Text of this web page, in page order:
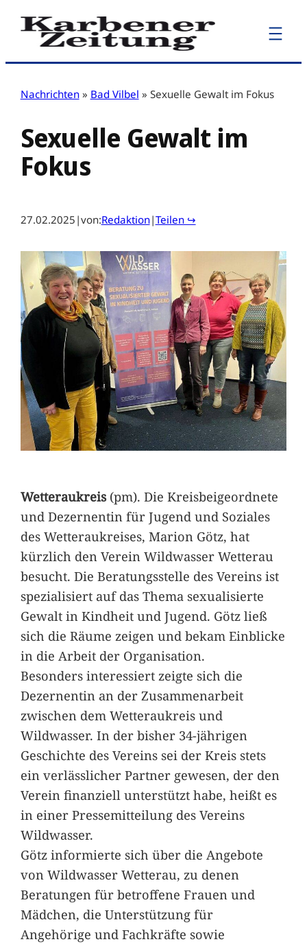
Zum
Inhalt
Nachrichten » Bad Vilbel » Sexuelle Gewalt im Fokus
Sexuelle Gewalt im
Fokus
27.02.2025 |von:Redaktion|Teilen ↪
Wetteraukreis(pm). Die Kreisbeigeordnete
und Dezernentin für Jugend und Soziales
des Wetteraukreises, Marion Götz, hat
kürzlich den Verein Wildwasser Wetterau
besucht. Die Beratungsstelle des Vereins ist
spezialisiert auf das Thema sexualisierte
Gewalt in Kindheit und Jugend. Götz ließ
sich die Räume zeigen und bekam Einblicke
in die Arbeit der Organisation.
Besonders interessiert zeigte sich die
Dezernentin an der Zusammenarbeit
zwischen dem Wetteraukreis und
Wildwasser. In der bisher 34-jährigen
Geschichte des Vereins sei der Kreis stets
ein verlässlicher Partner gewesen, der den
Verein finanziell unterstützt habe, heißt es
in einer Pressemitteilung des Vereins
Wildwasser.
Götz informierte sich über die Angebote
von Wildwasser Wetterau, zu denen
Beratungen für betroffene Frauen und
Mädchen, die Unterstützung für
Angehörige und Fachkräfte sowie